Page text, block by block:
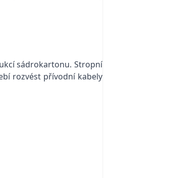
sádrokartonu. Stropní
rozvést přívodní kabely